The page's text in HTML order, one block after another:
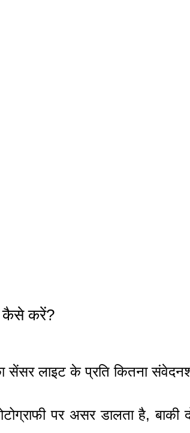
कैसे करें?
लाइट के प्रति कितना
पर असर डालता है,